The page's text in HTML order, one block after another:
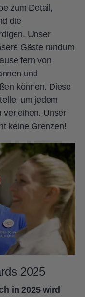
zum Detail,
die
Unser
Gäste rundum
fern von
und
können. Diese
um jedem
verleihen. Unser
keine Grenzen!
2025
in 2025 wird